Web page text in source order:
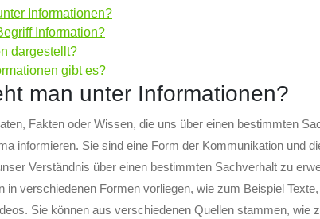
Informationen?
Information?
dargestellt?
gibt es?
man unter Informationen?
Fakten oder Wissen, die uns über einen bestimmten
informieren. Sie sind eine Form der Kommunikation und
Verständnis über einen bestimmten Sachverhalt zu
in verschiedenen Formen vorliegen, wie zum Beispiel
Sie können aus verschiedenen Quellen stammen, wie